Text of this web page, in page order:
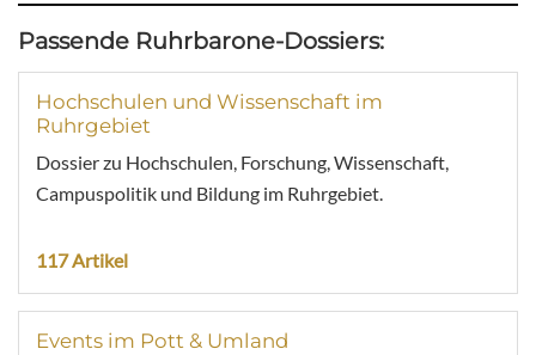
Passende Ruhrbarone-Dossiers:
Hochschulen und Wissenschaft im
Ruhrgebiet
Dossier zu Hochschulen, Forschung, Wissenschaft,
Campuspolitik und Bildung im Ruhrgebiet.
117 Artikel
Events im Pott & Umland